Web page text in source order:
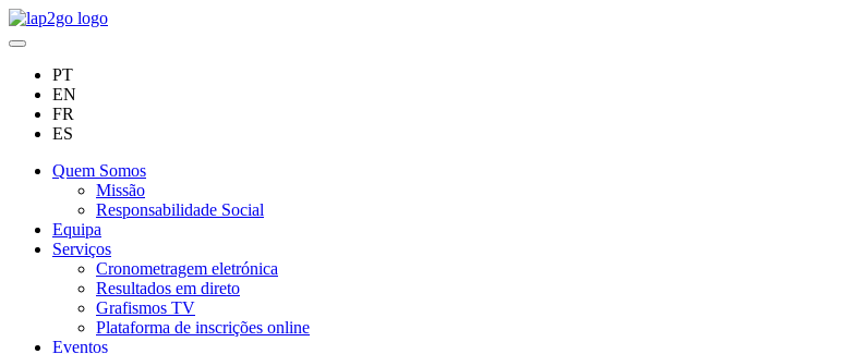
PT
EN
FR
ES
Quem Somos
Missão
Responsabilidade Social
Equipa
Serviços
Cronometragem eletrónica
Resultados em direto
Grafismos TV
Plataforma de inscrições online
Eventos